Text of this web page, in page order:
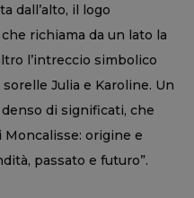
dall’alto, il logo
richiama da un lato la
l’intreccio simbolico
Julia e Karoline. Un
di significati, che
Moncalisse: origine e
passato e futuro”.